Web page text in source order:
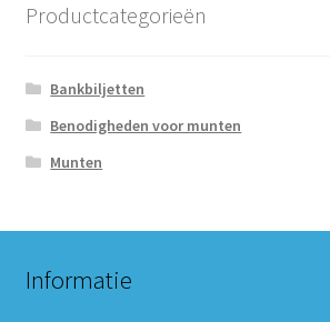
Productcategorieën
Bankbiljetten
Benodigheden voor munten
Munten
Informatie